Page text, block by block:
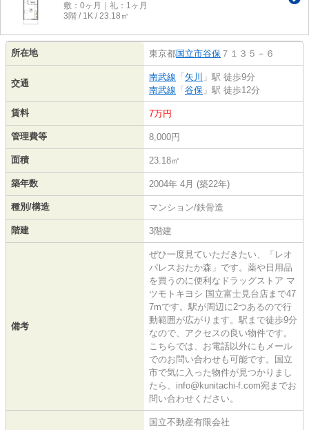
敷：0ヶ月｜礼：1ヶ月
3階 / 1K / 23.18㎡
所在地 東京都国立市谷保 ７１３５－６
交通
南武線 「 矢川 」駅 徒歩9分
南武線 「 谷保 」駅 徒歩12分
賃料 7万円
管理費等 8,000円
面積 23.18㎡
築年数 2004年 4月 (築22年)
種別/構造 マンション/鉄骨造
階建 3階建
備考
ぜひ一度見ていただきたい、「レオ
パレスおたか森」です。薬や日用品
を買うのに便利なドラッグストア マ
ツモトキヨシ 国立富士見台店まで47
7mです。駅が周辺に2つあるので行
動範囲が広がります。駅まで徒歩9分
なので、アクセスの良い物件です。
こちらでは、お電話以外にもメール
でのお問い合わせも可能です。国立
市で気に入った物件が見つかりまし
たら、info@kunitachi-f.com宛までお
問い合わせください。
国立不動産有限会社